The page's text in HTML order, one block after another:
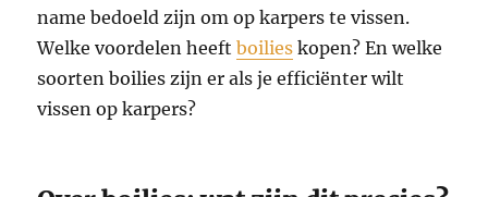
name bedoeld zijn om op karpers te vissen.
Welke voordelen heeftboilies kopen? En welke
soorten boilies zijn er als je efficiënter wilt
vissen op karpers?